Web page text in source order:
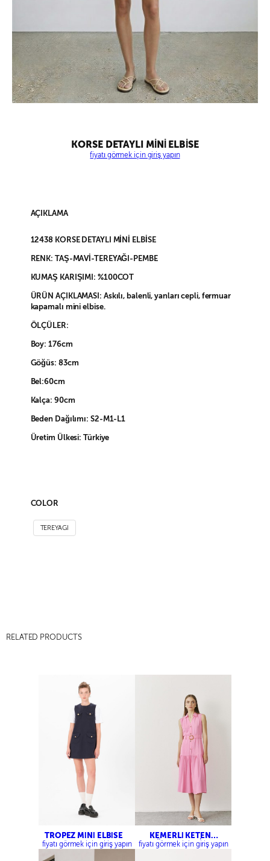
KORSE DETAYLI MİNİ ELBİSE
fiyatı görmek için giriş yapın
AÇIKLAMA
12438 KORSE DETAYLI MİNİ ELBİSE
RENK: TAŞ-MAVİ-TEREYAĞI-PEMBE
KUMAŞ KARIŞIMI: %100COT
ÜRÜN AÇIKLAMASI: Askılı, balenli, yanları cepli, fermuar
kapamalı mini elbise.
ÖLÇÜLER:
Boy: 176cm
Göğüs: 83cm
Bel:60cm
Kalça: 90cm
Beden Dağılımı: S2-M1-L1
Üretim Ülkesi: Türkiye
COLOR
TEREYAGI
RELATED PRODUCTS
TROPEZ MİNİ ELBİSE
fiyatı görmek için giriş yapın
KEMERLİ KETEN
GÖMLEK ELBİSE
fiyatı görmek için giriş yapın